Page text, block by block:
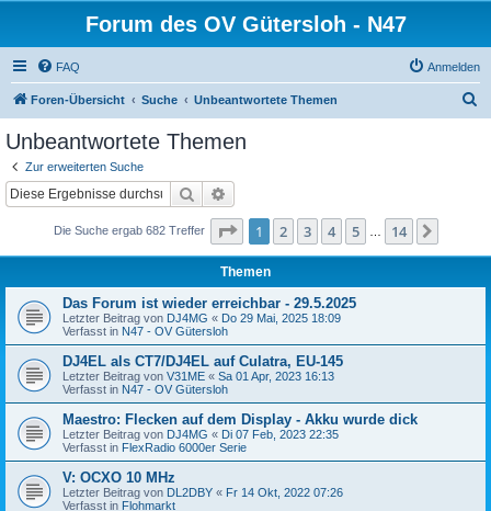
Forum des OV Gütersloh - N47
FAQ Anmelden
Foren-Übersicht Suche Unbeantwortete Themen
Unbeantwortete Themen
Zur erweiterten Suche
Suche
Die Suche ergab 682 Treffer Seite 1von 14
1 2 3 4 5 14
Themen
Das Forum ist wieder erreichbar - 29.5.2025
Letzter Beitrag von DJ4MG « Do 29 Mai, 2025 18:09
Verfasst in N47 - OV Gütersloh
DJ4EL als CT7/DJ4EL auf Culatra, EU-145
Letzter Beitrag von V31ME « Sa 01 Apr, 2023 16:13
Verfasst in N47 - OV Gütersloh
Maestro: Flecken auf dem Display - Akku wurde dick
Letzter Beitrag von DJ4MG « Di 07 Feb, 2023 22:35
Verfasst in FlexRadio 6000er Serie
V: OCXO 10 MHz
Letzter Beitrag von DL2DBY « Fr 14 Okt, 2022 07:26
Verfasst in Flohmarkt